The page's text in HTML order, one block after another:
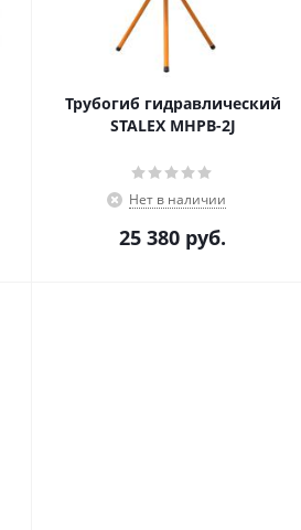
Трубогиб гидравлический
STALEX MHPB-2J
Нет в наличии
25 380 руб.